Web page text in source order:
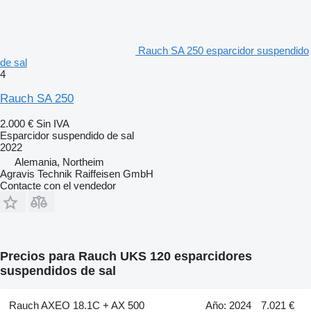
Rauch SA 250 esparcidor suspendido
de sal
4
Rauch SA 250
2.000 € Sin IVA
Esparcidor suspendido de sal
2022
Alemania, Northeim
Agravis Technik Raiffeisen GmbH
Contacte con el vendedor
Precios para Rauch UKS 120 esparcidores
suspendidos de sal
Rauch AXEO 18.1C + AX 500 Año: 2024 7.021 €